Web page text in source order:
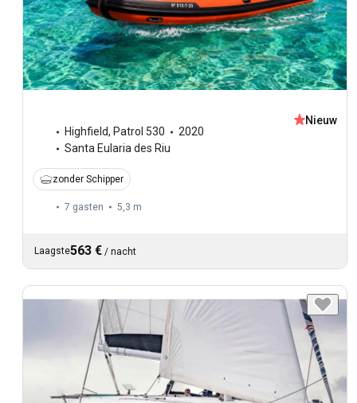
Highfield, Patrol 530
2020
Santa Eularia des Riu
Nieuw
zonder Schipper
7 gasten 5,3 m
Laagste563 € / nacht